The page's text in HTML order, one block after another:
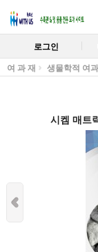
로그인
여 과 재 생물학적 여
시켐 매트